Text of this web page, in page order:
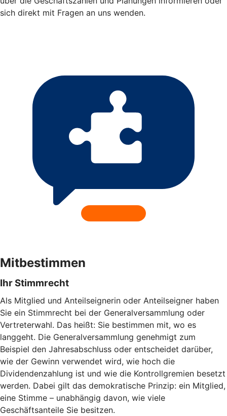
sich direkt mit Fragen an uns wenden.
Mitbestimmen
Ihr Stimmrecht
Als Mitglied und Anteilseignerin oder Anteilseigner haben
Sie ein Stimmrecht bei der Generalversammlung oder
Vertreterwahl. Das heißt: Sie bestimmen mit, wo es
langgeht. Die Generalversammlung genehmigt zum
Beispiel den Jahresabschluss oder entscheidet darüber,
wie der Gewinn verwendet wird, wie hoch die
Dividendenzahlung ist und wie die Kontrollgremien besetzt
werden. Dabei gilt das demokratische Prinzip: ein Mitglied,
eine Stimme – unabhängig davon, wie viele
Geschäftsanteile Sie besitzen.